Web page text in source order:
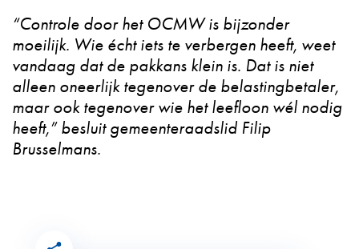
“Controle door het OCMW is bijzonder
moeilijk. Wie écht iets te verbergen heeft, weet
vandaag dat de pakkans klein is. Dat is niet
alleen oneerlijk tegenover de belastingbetaler,
maar ook tegenover wie het leefloon wél nodig
heeft,” besluit gemeenteraadslid Filip
Brusselmans.